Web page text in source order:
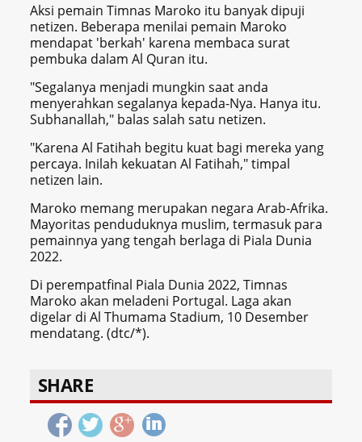
Aksi pemain Timnas Maroko itu banyak dipuji
netizen. Beberapa menilai pemain Maroko
mendapat 'berkah' karena membaca surat
pembuka dalam Al Quran itu.
"Segalanya menjadi mungkin saat anda
menyerahkan segalanya kepada-Nya. Hanya itu.
Subhanallah," balas salah satu netizen.
"Karena Al Fatihah begitu kuat bagi mereka yang
percaya. Inilah kekuatan Al Fatihah," timpal
netizen lain.
Maroko memang merupakan negara Arab-Afrika.
Mayoritas penduduknya muslim, termasuk para
pemainnya yang tengah berlaga di Piala Dunia
2022.
Di perempatfinal Piala Dunia 2022, Timnas
Maroko akan meladeni Portugal. Laga akan
digelar di Al Thumama Stadium, 10 Desember
mendatang. (dtc/*).
SHARE